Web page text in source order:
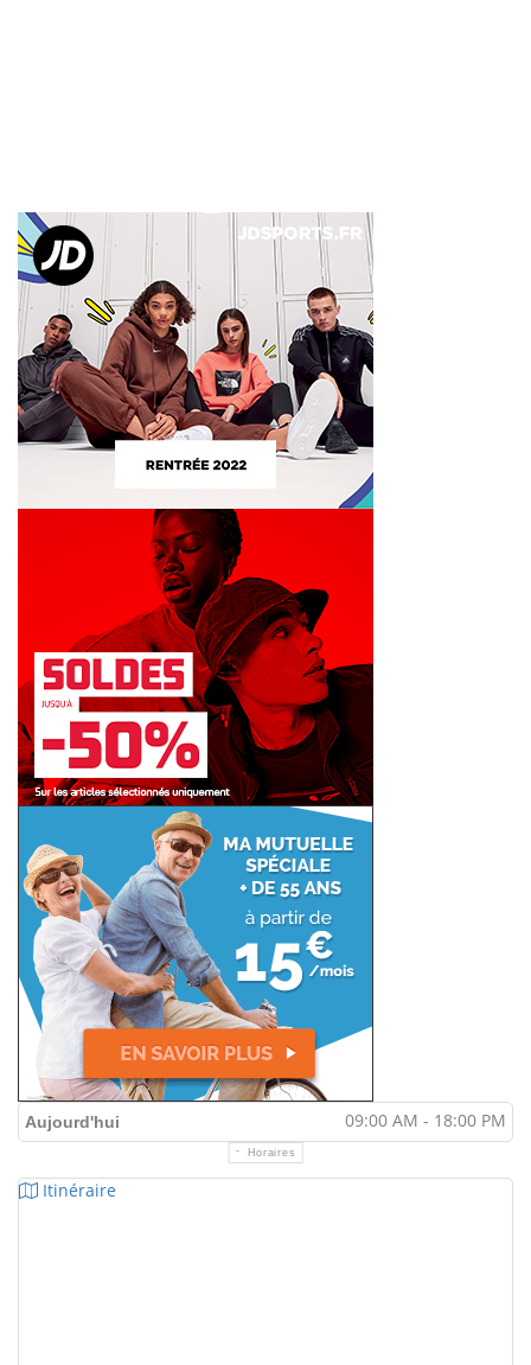
Aujourd'hui 09:00 AM - 18:00 PM
Horaires
Itinéraire